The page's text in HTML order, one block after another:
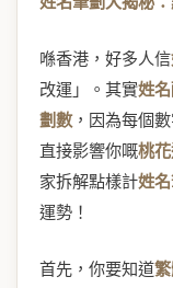
喺香港，好多人信
改運」。其實姓
劃數，因為每個
直接影響你嘅桃
家拆解點樣計姓
運勢！
首先，你要知道